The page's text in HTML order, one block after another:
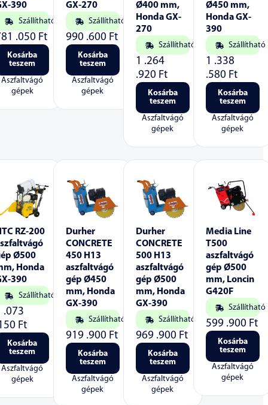
390
Szállítható
.050 Ft
Kosárba
teszem
Aszfaltvágó
gépek
GX-270
Szállítható
990 .600 Ft
Kosárba
teszem
Aszfaltvágó
gépek
Ø400 mm,
Honda GX-
270
Szállítható
1 .264
.920 Ft
Kosárba
teszem
Aszfaltvágó
gépek
Ø450 mm,
Honda GX-
390
Szállítható
1 .338
.580 Ft
Kosárba
teszem
Aszfaltvágó
gépek
RZ-200
Ø500
Honda
390
Szállítható
.073
Ft
Kosárba
teszem
Aszfaltvágó
gépek
Durher
CONCRETE
450 H13
aszfaltvágó
gép Ø450
mm, Honda
GX-390
Szállítható
919 .900 Ft
Kosárba
teszem
Aszfaltvágó
gépek
Durher
CONCRETE
500 H13
aszfaltvágó
gép Ø500
mm, Honda
GX-390
Szállítható
969 .900 Ft
Kosárba
teszem
Aszfaltvágó
gépek
Media Line
T500
aszfaltvágó
gép Ø500
mm, Loncin
G420F
Szállítható
599 .900 Ft
Kosárba
teszem
Aszfaltvágó
gépek